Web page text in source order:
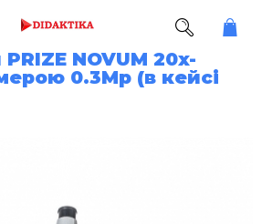
NOVUM 20x-
0.3Mp (в кейсі